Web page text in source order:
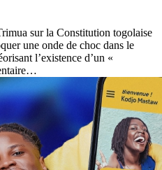
sur la Constitution togolaise
une onde de choc dans le
l’existence d’un «